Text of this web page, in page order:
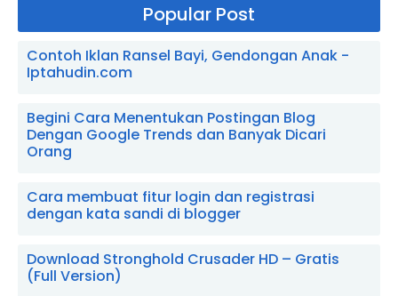
Popular Post
Contoh Iklan Ransel Bayi, Gendongan Anak -
Iptahudin.com
Begini Cara Menentukan Postingan Blog
Dengan Google Trends dan Banyak Dicari
Orang
Cara membuat fitur login dan registrasi
dengan kata sandi di blogger
Download Stronghold Crusader HD – Gratis
(Full Version)